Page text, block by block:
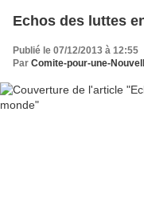
Echos des luttes
Publié le 07/12/2013 à 12:55
Par Comite-pour-une-